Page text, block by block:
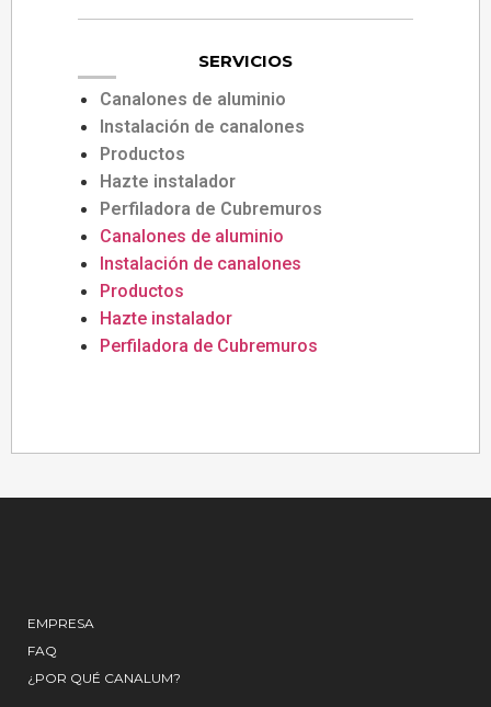
SERVICIOS
Canalones de aluminio
Instalación de canalones
Productos
Hazte instalador
Perfiladora de Cubremuros
Canalones de aluminio
Instalación de canalones
Productos
Hazte instalador
Perfiladora de Cubremuros
EMPRESA
FAQ
¿POR QUÉ CANALUM?